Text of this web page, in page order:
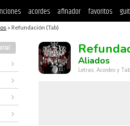
acordes afinador favoritos
» Refundación (Tab)
Aliados
Letras, Acordes y